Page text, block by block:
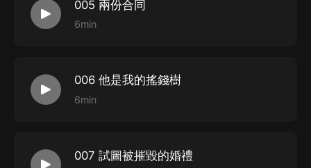
005 兩份合同
6min
006 他是我的搖錢樹
6min
007 試圖被摧毀的婚禮